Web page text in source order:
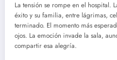
La tensión se rompe en el hospital.
éxito y su familia, entre lágrimas,
terminado. El momento más
ojos. La emoción invade la sala,
compartir esa alegría.